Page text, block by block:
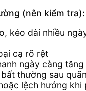
(nên kiểm tra):
kéo dài nhiều
cạ rõ rệt
ngày càng tăng
thường sau
lệch hướng khi